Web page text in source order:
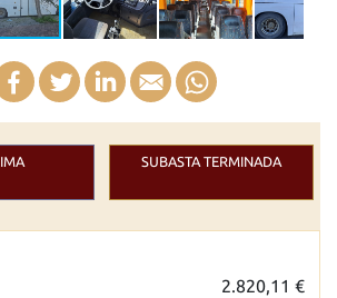
FacebookTwitter LinkedInEmail
SUBASTA TERMINADA
2.820,11 €